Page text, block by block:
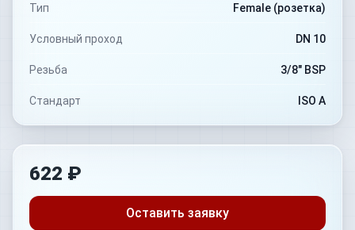
Тип
Female (розетка)
Условный проход DN 10
Резьба 3/8" BSP
Стандарт ISO A
622 ₽
Оставить заявку